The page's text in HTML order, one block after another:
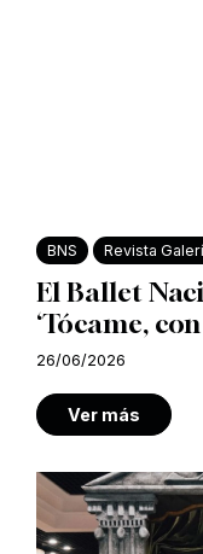
BNS Revista
El Ballet
‘Tócame,
26/06/2026
Ver más